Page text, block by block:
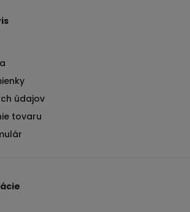
údajov
tovaru